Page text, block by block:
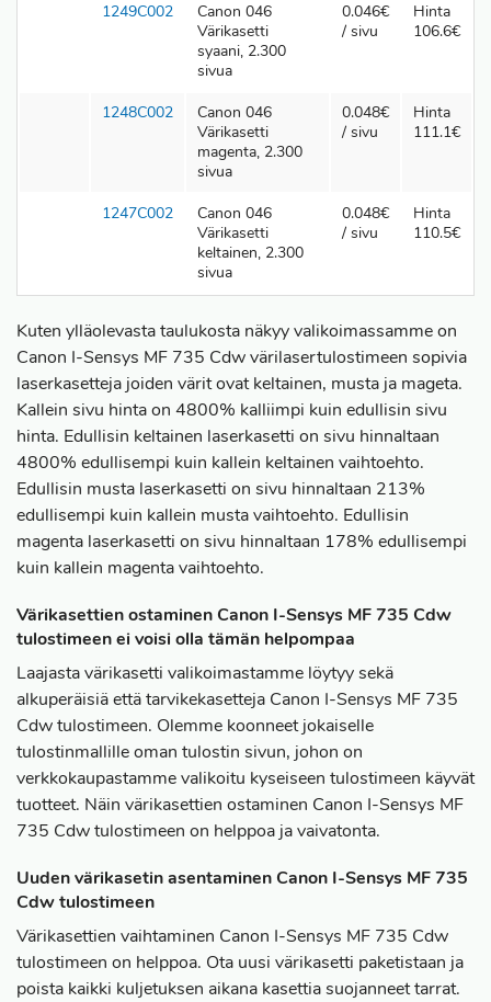
1249C002
Canon 046
Värikasetti
syaani, 2.300
sivua
0.046€
/ sivu
Hinta
106.6€
1248C002
Canon 046
Värikasetti
magenta, 2.300
sivua
0.048€
/ sivu
Hinta
111.1€
1247C002
Canon 046
Värikasetti
keltainen, 2.300
sivua
0.048€
/ sivu
Hinta
110.5€
Kuten ylläolevasta taulukosta näkyy valikoimassamme on
Canon I-Sensys MF 735 Cdw värilasertulostimeen sopivia
laserkasetteja joiden värit ovat keltainen, musta ja mageta.
Kallein sivu hinta on 4800% kalliimpi kuin edullisin sivu
hinta. Edullisin keltainen laserkasetti on sivu hinnaltaan
4800% edullisempi kuin kallein keltainen vaihtoehto.
Edullisin musta laserkasetti on sivu hinnaltaan 213%
edullisempi kuin kallein musta vaihtoehto. Edullisin
magenta laserkasetti on sivu hinnaltaan 178% edullisempi
kuin kallein magenta vaihtoehto.
Värikasettien ostaminen Canon I-Sensys MF 735 Cdw
tulostimeen ei voisi olla tämän helpompaa
Laajasta värikasetti valikoimastamme löytyy sekä
alkuperäisiä että tarvikekasetteja Canon I-Sensys MF 735
Cdw tulostimeen. Olemme koonneet jokaiselle
tulostinmallille oman tulostin sivun, johon on
verkkokaupastamme valikoitu kyseiseen tulostimeen käyvät
tuotteet. Näin värikasettien ostaminen Canon I-Sensys MF
735 Cdw tulostimeen on helppoa ja vaivatonta.
Uuden värikasetin asentaminen Canon I-Sensys MF 735
Cdw tulostimeen
Värikasettien vaihtaminen Canon I-Sensys MF 735 Cdw
tulostimeen on helppoa. Ota uusi värikasetti paketistaan ja
poista kaikki kuljetuksen aikana kasettia suojanneet tarrat.